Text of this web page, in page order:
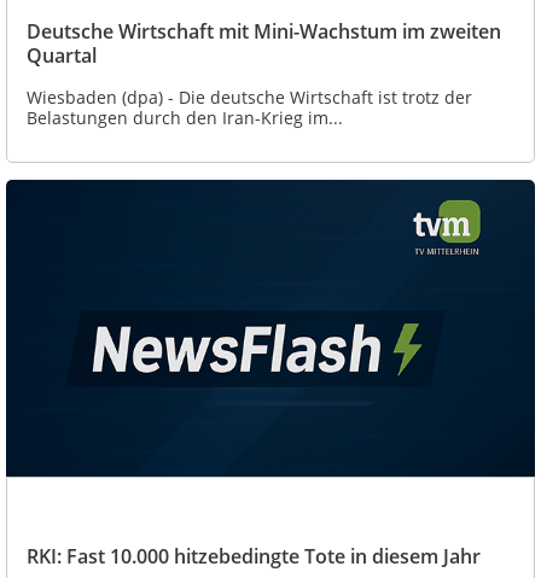
Deutsche Wirtschaft mit Mini-Wachstum im zweiten
Quartal
Wiesbaden (dpa) - Die deutsche Wirtschaft ist trotz der
Belastungen durch den Iran-Krieg im...
RKI: Fast 10.000 hitzebedingte Tote in diesem Jahr